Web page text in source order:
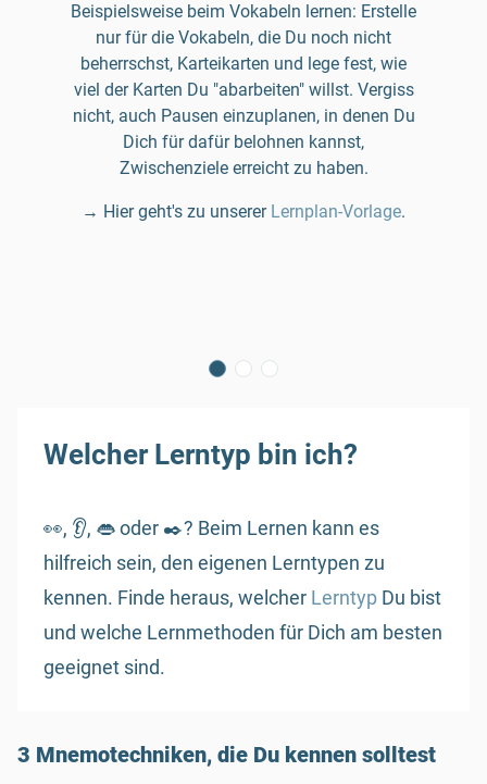
Beispielsweise beim Vokabeln lernen: Erstelle
nur für die Vokabeln, die Du noch nicht
beherrschst, Karteikarten und lege fest, wie
viel der Karten Du "abarbeiten" willst. Vergiss
nicht, auch Pausen einzuplanen, in denen Du
Dich für dafür belohnen kannst,
Zwischenziele erreicht zu haben.
→ Hier geht's zu unserer Lernplan-Vorlage.
Welcher Lerntyp bin ich?
👀, 👂, 👄 oder ✒️? Beim Lernen kann es
hilfreich sein, den eigenen Lerntypen zu
kennen. Finde heraus, welcher Lerntyp Du bist
und welche Lernmethoden für Dich am besten
geeignet sind.
3 Mnemotechniken, die Du kennen solltest